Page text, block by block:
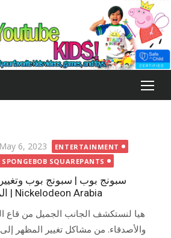
Posted
on
May 6, 2023
ENTERTAINMENT
SPONGEBOB SQUAREPANTS
سبونج بوب | سبونج بوب وتغيير
المظهر في قاع الهامور | Nickelodeon Arabia
هيا لنستكشف الجانب الجميل من قاع
والأصدقاء. من مشاكل تغيير المظهر